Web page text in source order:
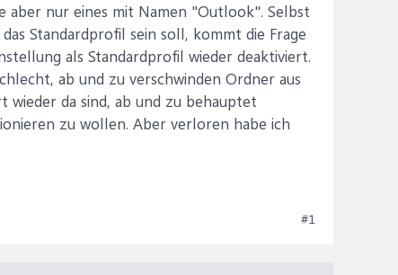
nur eines mit Namen "Outlook". Selbst
Standardprofil sein soll, kommt die Frage
als Standardprofil wieder deaktiviert.
ab und zu verschwinden Ordner aus
wieder da sind, ab und zu behauptet
zu wollen. Aber verloren habe ich
#1